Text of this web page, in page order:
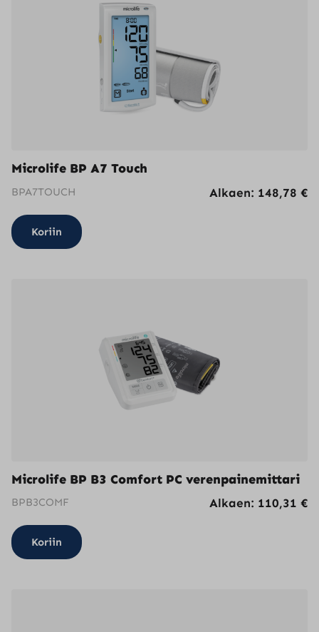
tehdä
valinnat
tuotteen
sivulla.
Microlife BP A7 Touch
BPA7TOUCH Alkaen: 148,78 €
Koriin
Microlife BP B3 Comfort PC verenpainemittari
BPB3COMF Alkaen: 110,31 €
Koriin